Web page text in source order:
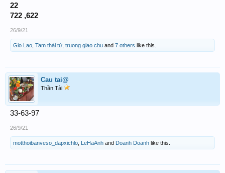
22
722 ,622
26/9/21
Gio Lao Tam thái tử truong giao chu and 7 others like this.
Cau tai@
Thần Tài
33-63-97
26/9/21
motthoibanveso_dapxichlo LeHaAnh and Doanh Doanh like this.